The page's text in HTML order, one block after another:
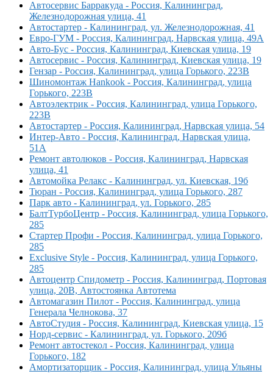
Автосервис Барракуда - Россия, Калининград,
Железнодорожная улица, 41
Автостартер - Калининград, ул. Железнодорожная, 41
Евро-ГУМ - Россия, Калининград, Нарвская улица, 49А
Авто-Бус - Россия, Калининград, Киевская улица, 19
Автосервис - Россия, Калининград, Киевская улица, 19
Гензар - Россия, Калининград, улица Горького, 223В
Шиномонтаж Hankook - Россия, Калининград, улица
Горького, 223В
Автоэлектрик - Россия, Калининград, улица Горького,
223В
Автостартер - Россия, Калининград, Нарвская улица, 54
Интер-Авто - Россия, Калининград, Нарвская улица,
51А
Ремонт автолюков - Россия, Калининград, Нарвская
улица, 41
Автомойка Релакс - Калининград, ул. Киевская, 19б
Тюран - Россия, Калининград, улица Горького, 287
Парк авто - Калининград, ул. Горького, 285
БалтТурбоЦентр - Россия, Калининград, улица Горького,
285
Стартер Профи - Россия, Калининград, улица Горького,
285
Exclusive Style - Россия, Калининград, улица Горького,
285
Автоцентр Спидометр - Россия, Калининград, Портовая
улица, 20В, Автостоянка Автотема
Автомагазин Пилот - Россия, Калининград, улица
Генерала Челнокова, 37
АвтоСтудия - Россия, Калининград, Киевская улица, 15
Норд-сервис - Калининград, ул. Горького, 209б
Ремонт автостекол - Россия, Калининград, улица
Горького, 182
Амортизаторщик - Россия, Калининград, улица Ульяны